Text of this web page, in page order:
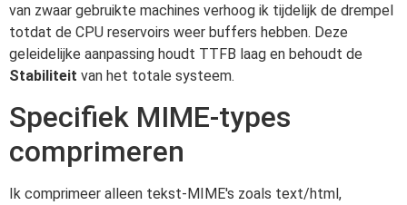
van zwaar gebruikte machines verhoog ik tijdelijk de drempel
totdat de CPU reservoirs weer buffers hebben. Deze
geleidelijke aanpassing houdt TTFB laag en behoudt de
Stabiliteit van het totale systeem.
Specifiek MIME-types
comprimeren
Ik comprimeer alleen tekst-MIME's zoals text/html,